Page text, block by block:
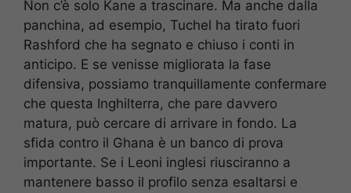
Non c’è solo Kane a trascinare. Ma anche dalla
panchina, ad esempio, Tuchel ha tirato fuori
Rashford che ha segnato e chiuso i conti in
anticipo. E se venisse migliorata la fase
difensiva, possiamo tranquillamente confermare
che questa Inghilterra, che pare davvero
matura, può cercare di arrivare in fondo. La
sfida contro il Ghana è un banco di prova
importante. Se i Leoni inglesi riusciranno a
mantenere basso il profilo senza esaltarsi e